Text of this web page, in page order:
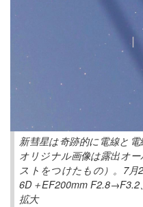
新彗星は奇跡的に電線と電
オリジナル画像は露出オ
ストをつけたもの）。7月
6D＋EF200mm
拡大